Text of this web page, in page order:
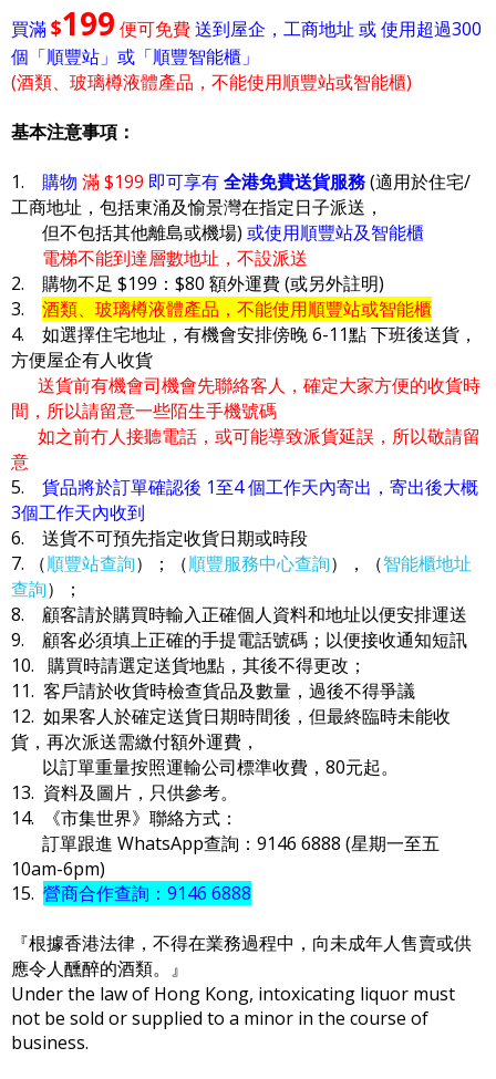
買滿$199 便可免費送到屋企，工商地址 或 使用超過300
個「順豐站」或「順豐智能櫃」
(酒類、玻璃樽液體產品，不能使用順豐站或智能櫃)
基本注意事項：
1. 購物 滿 $199 即可享有全港免費送貨服務(適用於住宅/
工商地址，包括東涌及愉景灣在指定日子派送，
但不包括其他離島或機場) 或使用順豐站及智能櫃
電梯不能到達層數地址，不設派送
2. 購物不足 $199：$80 額外運費 (或另外註明)
3. 酒類、玻璃樽液體產品，不能使用順豐站或智能櫃
4. 如選擇住宅地址，有機會安排傍晚 6-11點 下班後送貨，
方便屋企有人收貨
送貨前有機會司機會先聯絡客人，確定大家方便的收貨時
間，所以請留意一些陌生手機號碼
如之前冇人接聽電話，或可能導致派貨延誤，所以敬請留
意
5. 貨品將於訂單確認後 1至4 個工作天內寄出，寄出後大概
3個工作天內收到
6. 送貨不可預先指定收貨日期或時段
7. （順豐站查詢）；（順豐服務中心查詢），（智能櫃地址
查詢）；
8. 顧客請於購買時輸入正確個人資料和地址以便安排運送
9. 顧客必須填上正確的手提電話號碼；以便接收通知短訊
10. 購買時請選定送貨地點，其後不得更改；
11. 客戶請於收貨時檢查貨品及數量，過後不得爭議
12. 如果客人於確定送貨日期時間後，但最終臨時未能收
貨，再次派送需繳付額外運費，
以訂單重量按照運輸公司標準收費，80元起。
13. 資料及圖片，只供參考。
14. 《市集世界》聯絡方式：
訂單跟進 WhatsApp查詢：9146 6888 (星期一至五
10am-6pm)
15. 營商合作查詢：9146 6888
『根據香港法律，不得在業務過程中，向未成年人售賣或供
應令人醺醉的酒類。』
Under the law of Hong Kong, intoxicating liquor must
not be sold or supplied to a minor in the course of
business.